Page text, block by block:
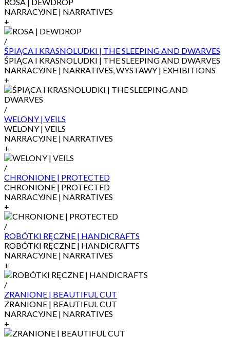
NARRACYJNE | NARRATIVES
+
/
ŚPIĄCA I KRASNOLUDKI | THE SLEEPING AND DWARVES
ŚPIĄCA I KRASNOLUDKI | THE SLEEPING AND DWARVES
NARRACYJNE | NARRATIVES, WYSTAWY | EXHIBITIONS
+
/
WELONY | VEILS
WELONY | VEILS
NARRACYJNE | NARRATIVES
+
/
CHRONIONE | PROTECTED
CHRONIONE | PROTECTED
NARRACYJNE | NARRATIVES
+
/
ROBÓTKI RĘCZNE | HANDICRAFTS
ROBÓTKI RĘCZNE | HANDICRAFTS
NARRACYJNE | NARRATIVES
+
/
ZRANIONE | BEAUTIFUL CUT
ZRANIONE | BEAUTIFUL CUT
NARRACYJNE | NARRATIVES
+